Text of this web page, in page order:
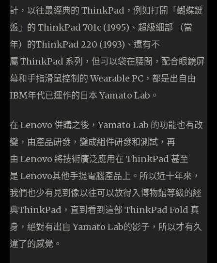
計，以往最經典的 ThinkPad，例如打開「蝴蝶鍵
盤」的 ThinkPad 701c (1995)、超級細部 （當
年）的ThinkPad 220 (1993)、還有不
屬 ThinkPad 系列，但可以袋在腰間，配合眼鏡屏
幕和手指滑鼠控制的 Wearable PC，都是出自由
IBM年代已運作的日本 Yamato Lab。
在 Lenovo 併購之後，Yamato Lab 的功能也有改
變，由產品研發，變成組件研發和測試，再
由 Lenovo 將技術廣泛應用在 ThinkPad 甚至
是 Lenovo其他手提電腦產品上。所以近十年來，
我們也少有見到像以往可以放得入博物館等級的經
典ThinkPad，直到看到這部 ThinkPad Fold 真
身，絕對有出自 Yamato Lab的影子，所以才有久
違了的感覺。